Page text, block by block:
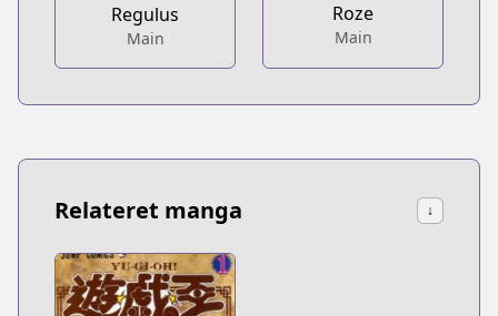
Regulus
Main
Roze
Main
Relateret manga ↓